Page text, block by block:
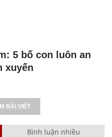
5 bố con luôn an
xuyến
BÀI VIẾT
Bình luận nhiều